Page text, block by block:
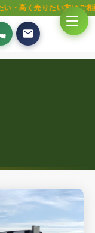
方はご相談ください